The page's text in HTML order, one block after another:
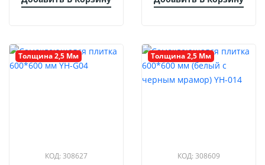
Толщина 2,5 Мм
КОД: 308627
Толщина 2,5 Мм
КОД: 308609